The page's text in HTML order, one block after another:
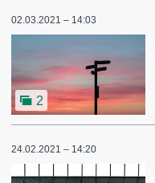
02.03.2021 – 14:03
2
24.02.2021 – 14:20